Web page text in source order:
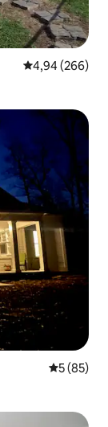
4,94 av 5 i
4,94 (266)
5 av 5 i
5 (85)